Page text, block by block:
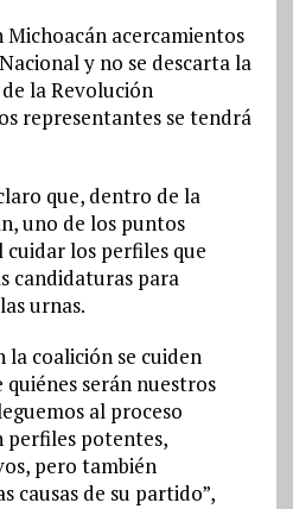
acercamientos
y no se descarta la
la Revolución
representantes se tendrá
que, dentro de la
uno de los puntos
los perfiles que
candidaturas para
urnas.
la coalición se cuiden
serán nuestros
al proceso
potentes,
pero también
causas de su partido”,